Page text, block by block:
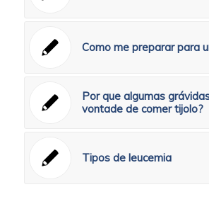
Como me preparar para
Por que algumas
vontade de comer tijolo?
Tipos de leucemia